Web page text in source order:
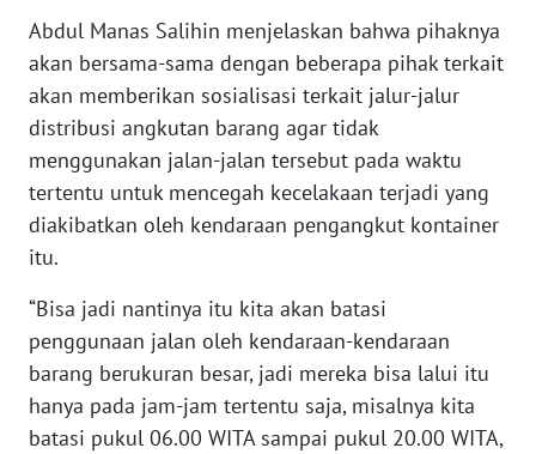
Abdul Manas Salihin menjelaskan bahwa pihaknya
akan bersama-sama dengan beberapa pihak terkait
akan memberikan sosialisasi terkait jalur-jalur
distribusi angkutan barang agar tidak
menggunakan jalan-jalan tersebut pada waktu
tertentu untuk mencegah kecelakaan terjadi yang
diakibatkan oleh kendaraan pengangkut kontainer
itu.
“Bisa jadi nantinya itu kita akan batasi
penggunaan jalan oleh kendaraan-kendaraan
barang berukuran besar, jadi mereka bisa lalui itu
hanya pada jam-jam tertentu saja, misalnya kita
batasi pukul 06.00 WITA sampai pukul 20.00 WITA,
WN
JAMBI
WN
SULTRA
WN
NTB
WN
SULTENG
WN
SULBAR